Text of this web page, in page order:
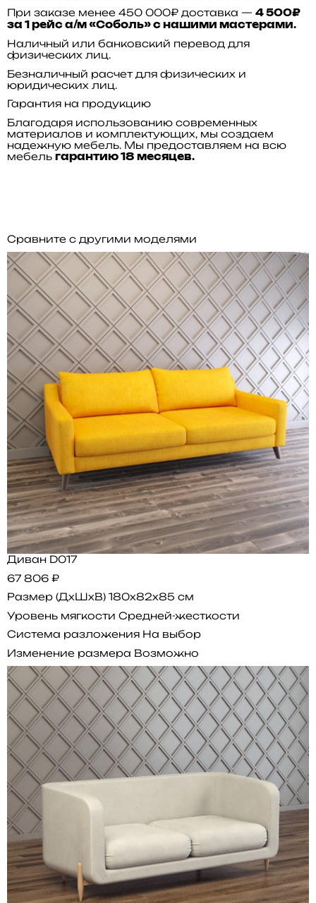
При заказе менее 450 000₽ доставка — 4 500₽
за 1 рейс а/м «Соболь» с нашими мастерами.
Наличный или банковский перевод для
физических лиц.
Безналичный расчет для физических и
юридических лиц.
Гарантия на продукцию
Благодаря использованию современных
материалов и комплектующих, мы создаем
надежную мебель. Мы предоставляем на всю
мебель гарантию 18 месяцев.
Сравните с другими моделями
Диван D017
67 806 ₽
Размер (ДхШхВ) 180x82x85 см
Уровень мягкости Средней-жесткости
Система разложения На выбор
Изменение размера Возможно